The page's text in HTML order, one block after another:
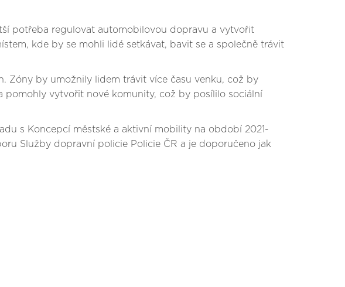
potřeba regulovat automobilovou dopravu a vytvořit
kde by se mohli lidé setkávat, bavit se a společně trávit
Zóny by umožnily lidem trávit více času venku, což by
vytvořit nové komunity, což by posílilo sociální
s Koncepcí městské a aktivní mobility na období 2021-
Služby dopravní policie Policie ČR a je doporučeno jak